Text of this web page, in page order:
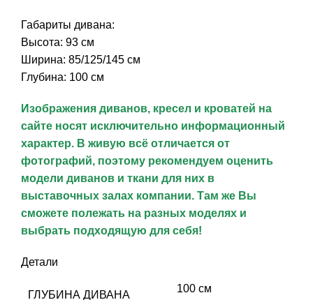
Габариты дивана:
Высота: 93 см
Ширина: 85/125/145 см
Глубина: 100 см
Изображения диванов, кресел и кроватей на
сайте носят исключительно информационный
характер. В живую всё отличается от
фотографий, поэтому рекомендуем оценить
модели диванов и ткани для них в
выставочных залах компании. Там же Вы
сможете полежать на разных моделях и
выбрать подходящую для себя!
Детали
ГЛУБИНА ДИВАНА
100 см